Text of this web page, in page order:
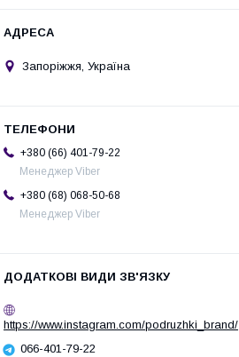
Запоріжжя, Україна
+380 (66) 401-79-22
Менеджер Viber
+380 (68) 068-50-68
Менеджер Viber
https://www.instagram.com/podruzhki_brand/
066-401-79-22